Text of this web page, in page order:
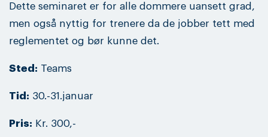
Dette seminaret er for alle dommere uansett grad,
men også nyttig for trenere da de jobber tett med
reglementet og bør kunne det.
Sted: Teams
Tid: 30.-31.januar
Pris: Kr. 300,-